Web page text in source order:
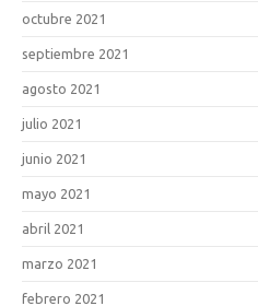
octubre 2021
septiembre 2021
agosto 2021
julio 2021
junio 2021
mayo 2021
abril 2021
marzo 2021
febrero 2021